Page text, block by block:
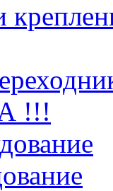
!!!